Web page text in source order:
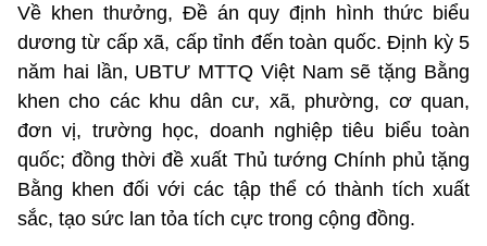
Về khen thưởng, Đề án quy định hình thức biểu
dương từ cấp xã, cấp tỉnh đến toàn quốc. Định kỳ 5
năm hai lần, UBTƯ MTTQ Việt Nam sẽ tặng Bằng
khen cho các khu dân cư, xã, phường, cơ quan,
đơn vị, trường học, doanh nghiệp tiêu biểu toàn
quốc; đồng thời đề xuất Thủ tướng Chính phủ tặng
Bằng khen đối với các tập thể có thành tích xuất
sắc, tạo sức lan tỏa tích cực trong cộng đồng.